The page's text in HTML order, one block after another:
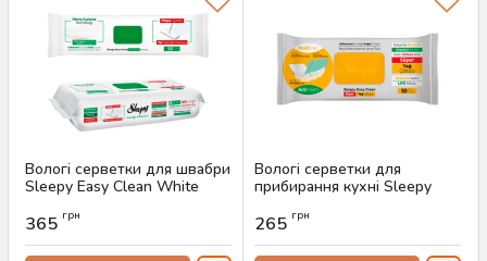
Вологі серветки для швабри
Sleepy Easy Clean White
Артикул:
365 грн
Вологі серветки для
прибирання кухні Sleepy
Артикул:
265 грн